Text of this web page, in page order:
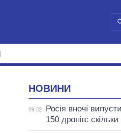
НОВИНИ
09:32
Росія вночі
150 дронів: